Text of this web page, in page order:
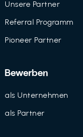
Unsere Partner
Referral Programm
Pioneer Partner
Bewerben
als Unternehmen
als Partner